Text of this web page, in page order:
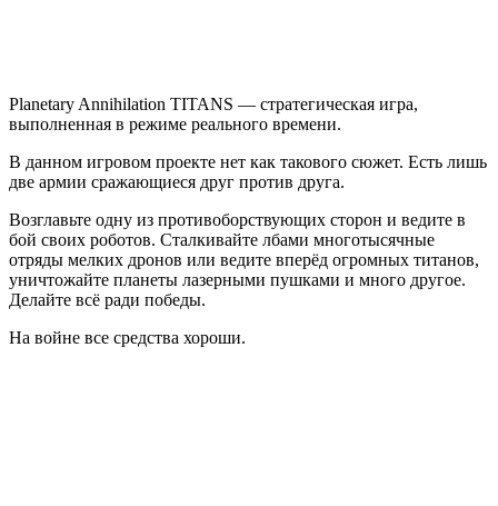
Planetary Annihilation TITANS — стратегическая игра,
выполненная в режиме реального времени.
В данном игровом проекте нет как такового сюжет. Есть лишь
две армии сражающиеся друг против друга.
Возглавьте одну из противоборствующих сторон и ведите в
бой своих роботов. Сталкивайте лбами многотысячные
отряды мелких дронов или ведите вперёд огромных титанов,
уничтожайте планеты лазерными пушками и много другое.
Делайте всё ради победы.
На войне все средства хороши.